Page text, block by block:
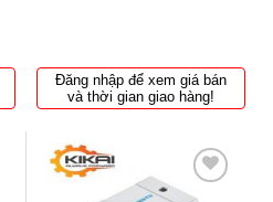
Đăng nhập để xem giá bán
và thời gian giao hàng!